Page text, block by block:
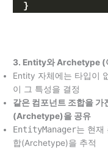
}
3. Entity와Archetype (
Entity 자체에는 타입이
이 그 특성을 결정
같은 컴포넌트 조합을
(Archetype)을 공유
EntityManager는 현재
합(Archetype)을 추적